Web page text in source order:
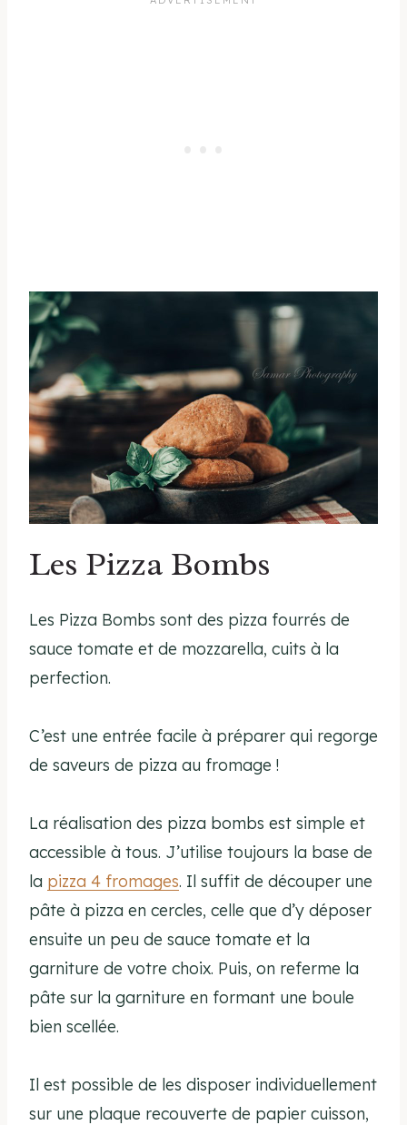
Les Pizza Bombs
Les Pizza Bombs sont des pizza fourrés de
sauce tomate et de mozzarella, cuits à la
perfection.
C’est une entrée facile à préparer qui regorge
de saveurs de pizza au fromage !
La réalisation des pizza bombs est simple et
accessible à tous. J’utilise toujours la base de
la pizza 4 fromages. Il suffit de découper une
pâte à pizza en cercles, celle que d’y déposer
ensuite un peu de sauce tomate et la
garniture de votre choix. Puis, on referme la
pâte sur la garniture en formant une boule
bien scellée.
Il est possible de les disposer individuellement
sur une plaque recouverte de papier cuisson,